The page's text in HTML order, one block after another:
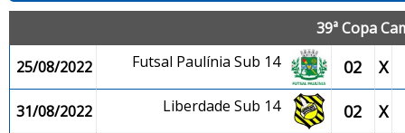
39ª Copa
25/08/2022
Futsal Paulínia Sub 14 02 X
31/08/2022 Liberdade Sub 14 02 X